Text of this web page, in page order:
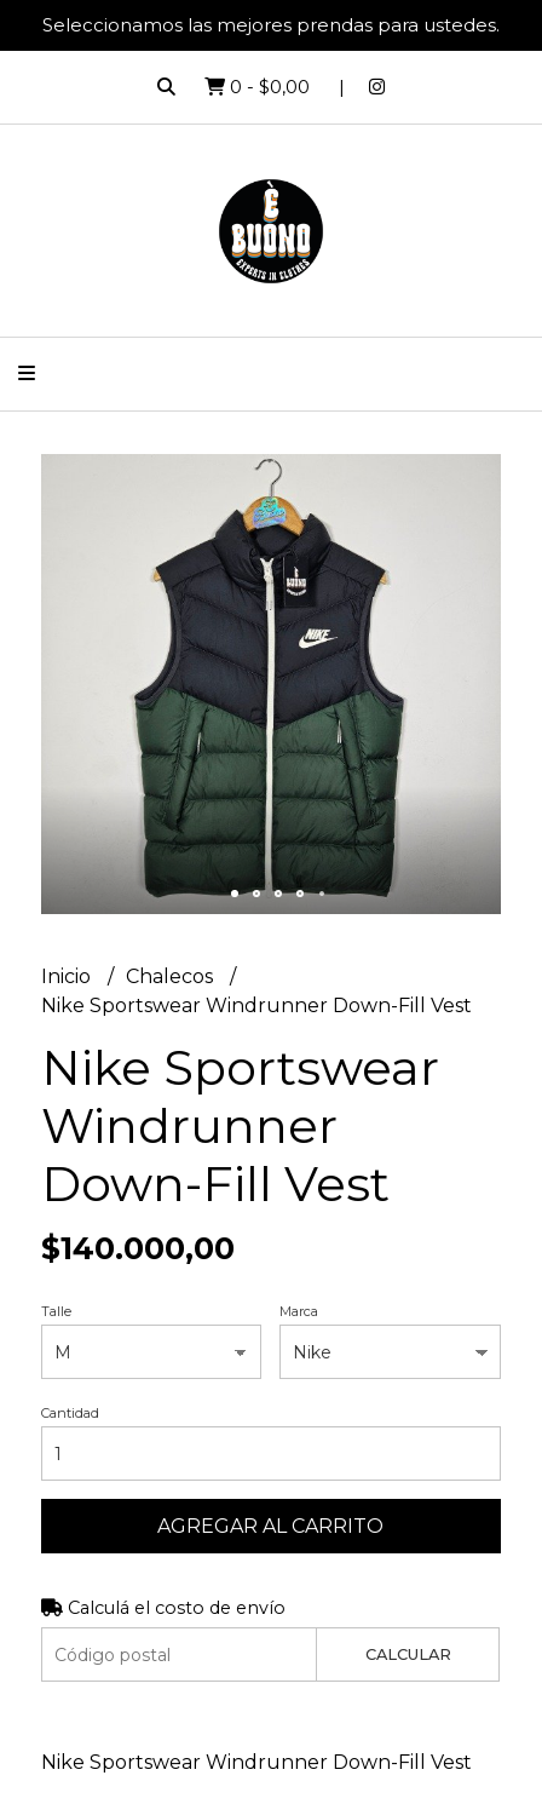
Seleccionamos las mejores prendas para ustedes.
0 - $0,00
Inicio
Chalecos
Nike Sportswear Windrunner Down-Fill Vest
Nike Sportswear
Windrunner
Down-Fill Vest
$140.000,00
Talle Marca
Cantidad
AGREGAR AL CARRITO
Calculá el costo de envío
CALCULAR
Nike Sportswear Windrunner Down-Fill Vest